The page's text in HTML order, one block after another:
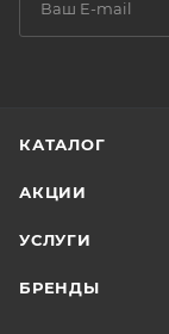
КАТАЛОГ
АКЦИИ
УСЛУГИ
БРЕНДЫ